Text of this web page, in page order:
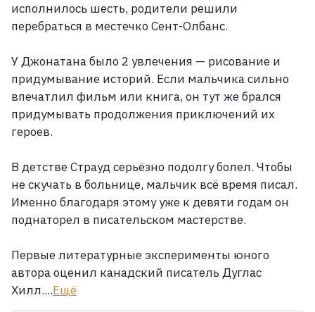
исполнилось шесть, родители решили
перебраться в местечко Сент-Олбанс.
У Джонатана было 2 увлечения — рисование и
придумывание историй. Если мальчика сильно
впечатлил фильм или книга, он тут же брался
придумывать продолжения приключений их
героев.
В детстве Страуд серьёзно подолгу болел. Чтобы
не скучать в больнице, мальчик всё время писал.
Именно благодаря этому уже к девяти годам он
поднаторел в писательском мастерстве.
Первые литературные эксперименты юного
автора оценил канадский писатель Дуглас
Хилл....Ещё